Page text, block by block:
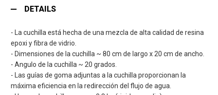
DETAILS
- La cuchilla está hecha de una mezcla de alta calidad de resina
epoxi y fibra de vidrio.
- Dimensiones de la cuchilla ~ 80 cm de largo x 20 cm de ancho.
- Angulo de la cuchilla ~ 20 grados.
- Las guías de goma adjuntas a la cuchilla proporcionan la
máxima eficiencia en la redirección del flujo de agua.